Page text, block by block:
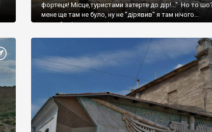
фортеця! Місце,туристами затерте до дір!..." Но то
мене ще там не було, ну не "дірявив" я там нічого...
принаймні до цього літа.